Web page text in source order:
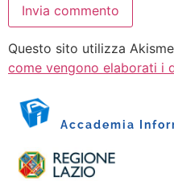
Questo sito utilizza
come vengono elaborati i
Accademia